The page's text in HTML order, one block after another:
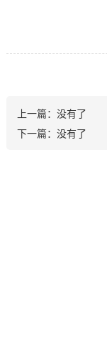
上一篇： 没有了
下一篇： 没有了